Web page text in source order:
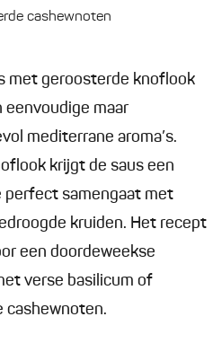
cashewnoten
met geroosterde knoflook
eenvoudige maar
mediterrane aroma’s.
krijgt de saus een
perfect samengaat met
kruiden. Het recept
een doordeweekse
verse basilicum of
cashewnoten.